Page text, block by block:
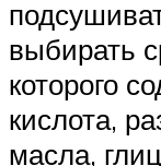
выбирать
которого
кислота,
масла,